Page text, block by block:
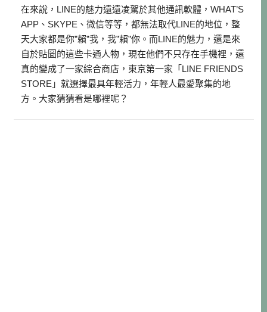
在來說，LINE的魅力遠遠凌駕於其他通訊軟體，WHAT’S
APP、SKYPE、微信等等，都無法取代LINE的地位，整
天大家都是你”賴”我，我”賴”你。而LINE的魅力，還是來
自於貼圖的這些卡通人物，現在他們不只存在手機裡，還
真的變成了一家綜合商店，東京第一家「LINE FRIENDS
STORE」就選擇最具年輕活力，年輕人最愛聚集的地
方。大家猜猜看是哪裡呢？